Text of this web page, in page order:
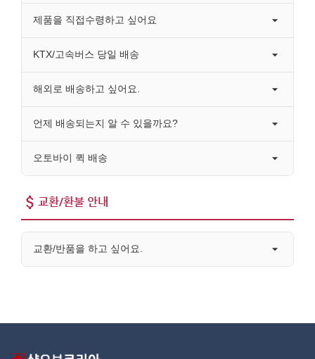
제품을 직접수령하고 싶어요
KTX/고속버스 당일 배송
해외로 배송하고 싶어요.
언제 배송되는지 알 수 있을까요?
오토바이 퀵 배송
교환/환불 안내
교환/반품을 하고 싶어요.